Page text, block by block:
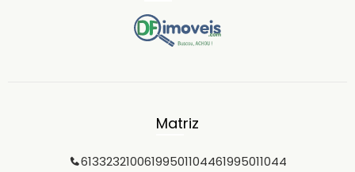
Matriz
61332321006199501104461995011044